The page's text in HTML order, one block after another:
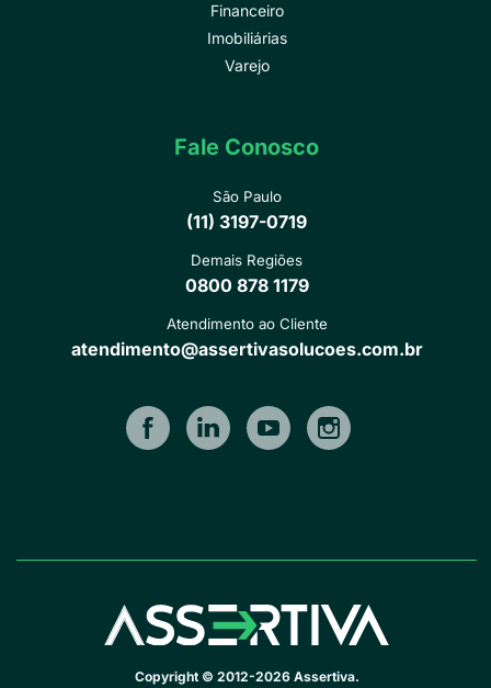
Financeiro
Imobiliárias
Varejo
Fale Conosco
São Paulo
(11) 3197-0719
Demais Regiões
0800 878 1179
Atendimento ao Cliente
atendimento@assertivasolucoes.com.br
Copyright © 2012-2026 Assertiva.